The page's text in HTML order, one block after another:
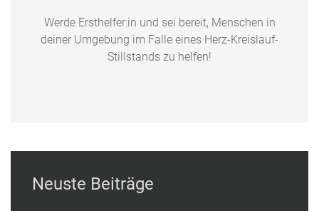
Werde Ersthelfer:in und sei bereit, Menschen in
deiner Umgebung im Falle eines Herz-Kreislauf-
Stillstands zu helfen!
Neuste Beiträge